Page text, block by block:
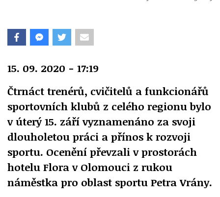
15. 09. 2020 - 17:19
Čtrnáct trenérů, cvičitelů a funkcionářů
sportovních klubů z celého regionu bylo
v úterý 15. září vyznamenáno za svoji
dlouholetou práci a přínos k rozvoji
sportu. Ocenění převzali v prostorách
hotelu Flora v Olomouci z rukou
náměstka pro oblast sportu Petra Vrány.